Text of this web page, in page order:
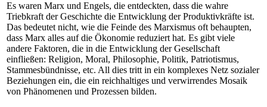
Es waren Marx und Engels, die entdeckten, dass die wahre
Triebkraft der Geschichte die Entwicklung der Produktivkräfte ist.
Das bedeutet nicht, wie die Feinde des Marxismus oft behaupten,
dass Marx alles auf die Ökonomie reduziert hat. Es gibt viele
andere Faktoren, die in die Entwicklung der Gesellschaft
einfließen: Religion, Moral, Philosophie, Politik, Patriotismus,
Stammesbündnisse, etc. All dies tritt in ein komplexes Netz sozialer
Beziehungen ein, die ein reichhaltiges und verwirrendes Mosaik
von Phänomenen und Prozessen bilden.